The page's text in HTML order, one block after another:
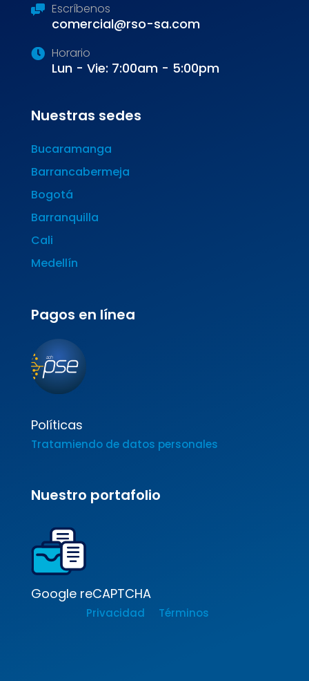
Escríbenos
comercial@rso-sa.com
Horario
Lun - Vie: 7:00am - 5:00pm
Nuestras sedes
Bucaramanga
Barrancabermeja
Bogotá
Barranquilla
Cali
Medellín
Pagos en línea
Políticas
Tratamiendo de datos personales
Nuestro portafolio
Google reCAPTCHA
Privacidad Términos